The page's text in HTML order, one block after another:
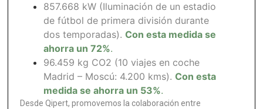
857.668 kW (Iluminación de un estadio
de fútbol de primera división durante
dos temporadas). Con esta medida se
ahorra un 72%.
96.459 kg CO2 (10 viajes en coche
Madrid – Moscú: 4.200 kms). Con esta
medida se ahorra un 53%.
Desde Qipert, promovemos la colaboración entre